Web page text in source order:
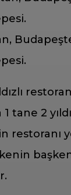
tane 2
restoranı